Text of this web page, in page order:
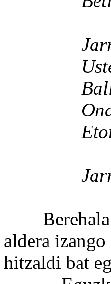
Jarri
Usteak /
Balizko
Onak on
Jarri
aldera
hitzaldi bat